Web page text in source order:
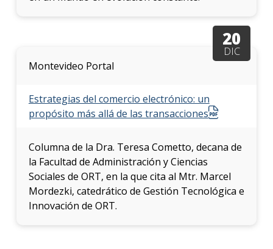
20
DIC
Montevideo Portal
Estrategias del comercio electrónico: un
propósito más allá de las transacciones
Columna de la Dra. Teresa Cometto, decana de
la Facultad de Administración y Ciencias
Sociales de ORT, en la que cita al Mtr. Marcel
Mordezki, catedrático de Gestión Tecnológica e
Innovación de ORT.